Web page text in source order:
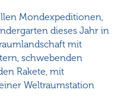
Mondexpeditionen,
dieses Jahr in
mit
schwebenden
Rakete, mit
Weltraumstation